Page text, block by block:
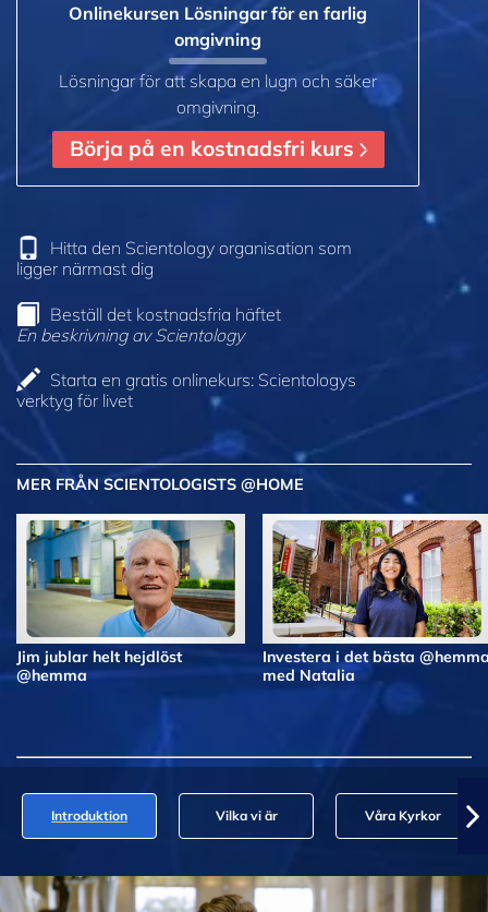
Onlinekursen Lösningar för en farlig
omgivning
Lösningar för att skapa en lugn och säker
omgivning.
Börja på en kostnadsfri kurs
Hitta den Scientology organisation som
ligger närmast dig
Beställ det kostnadsfria häftet
En beskrivning av Scientology
Starta en gratis onlinekurs: Scientologys
verktyg för livet
MER FRÅN SCIENTOLOGISTS @HOME
Jim jublar helt hejdlöst
@hemma
Investera i det bästa
med Natalia
Introduktion Vilka vi är Våra Kyrkor